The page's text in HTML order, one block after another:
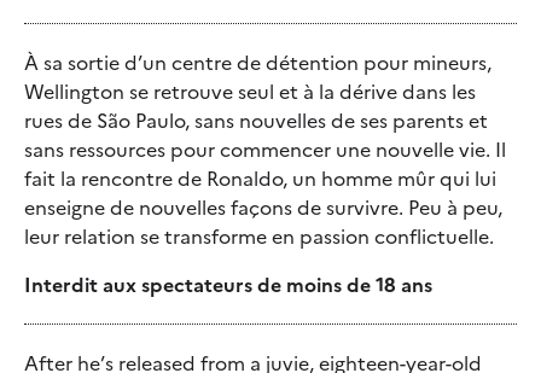
À sa sortie d’un centre de détention pour mineurs,
Wellington se retrouve seul et à la dérive dans les
rues de São Paulo, sans nouvelles de ses parents et
sans ressources pour commencer une nouvelle vie. Il
fait la rencontre de Ronaldo, un homme mûr qui lui
enseigne de nouvelles façons de survivre. Peu à peu,
leur relation se transforme en passion conflictuelle.
Interdit aux spectateurs de moins de 18 ans
After he’s released from a juvie, eighteen-year-old